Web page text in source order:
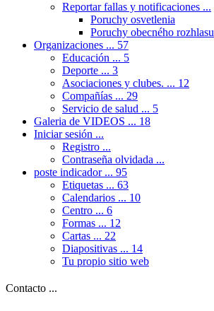
Reportar fallas y notificaciones ...
Poruchy osvetlenia
Poruchy obecného rozhlasu
Organizaciones ... 57
Educación ... 5
Deporte ... 3
Asociaciones y clubes. ... 12
Compañías ... 29
Servicio de salud ... 5
Galeria de VIDEOS ... 18
Iniciar sesión ...
Registro ...
Contraseña olvidada ...
poste indicador ... 95
Etiquetas ... 63
Calendarios ... 10
Centro ... 6
Formas ... 12
Cartas ... 22
Diapositivas ... 14
Tu propio sitio web
Contacto ...